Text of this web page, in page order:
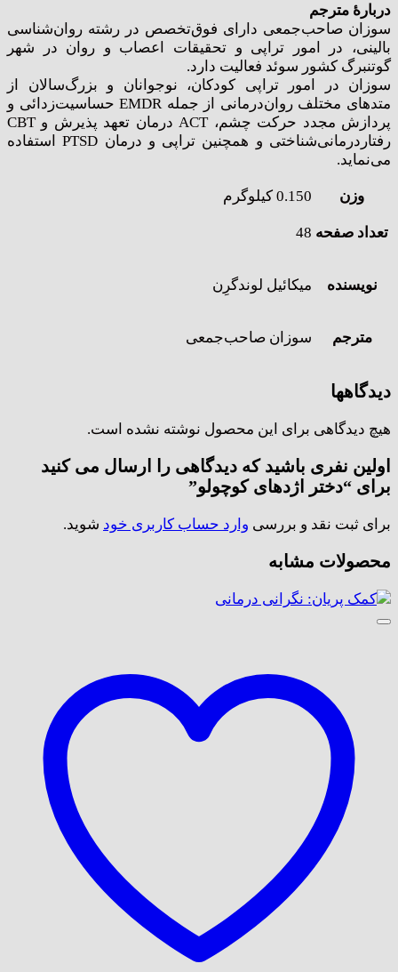
دربارهٔ مترجم
سوزان صاحب‌جمعی دارای فوق‌تخصص در رشته روان‌شناسی
بالینی، در امور تراپی و تحقیقات اعصاب و روان در شهر
گوتنبرگ کشور سوئد فعالیت دارد.
سوزان در امور تراپی کودکان، نوجوانان و بزرگ‌سالان از
متدهای مختلف روان‌درمانی از جمله EMDR حساسیت‌زدائی و
پردازش مجدد حرکت چشم، ACT درمان تعهد پذیرش و CBT
رفتاردرمانی‌شناختی و همچنین تراپی و درمان PTSD استفاده
می‌نماید.
وزن 0.150 کیلوگرم
تعداد صفحه 48
نویسنده میکائیل لوندگرِن
مترجم سوزان صاحب‌جمعی
دیدگاهها
هیچ دیدگاهی برای این محصول نوشته نشده است.
اولین نفری باشید که دیدگاهی را ارسال می کنید
برای “دختر اژدهای کوچولو”
برای ثبت نقد و بررسی وارد حساب کاربری خود شوید.
محصولات مشابه